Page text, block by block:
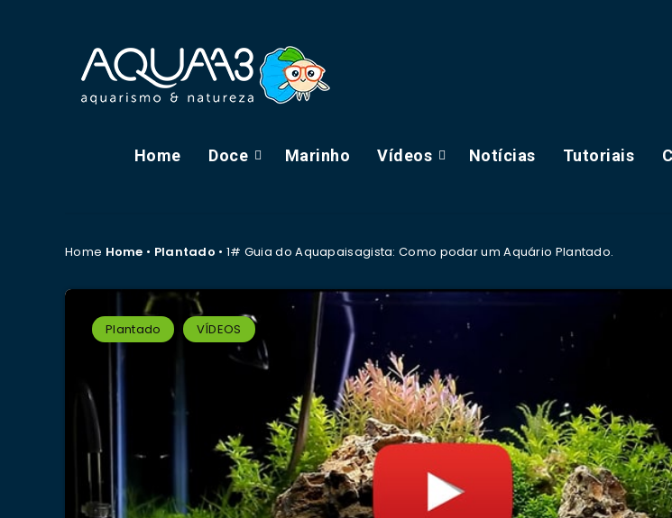
Home Doce Marinho Vídeos Notícias Tutoriais
Home Home • Plantado • 1# Guia do Aquapaisagista: Como podar um Aquário Plantado.
Plantado VÍDEOS